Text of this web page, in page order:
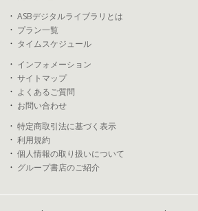
ASBデジタルライブラリとは
プラン一覧
タイムスケジュール
インフォメーション
サイトマップ
よくあるご質問
お問い合わせ
特定商取引法に基づく表示
利用規約
個人情報の取り扱いについて
グループ書店のご紹介